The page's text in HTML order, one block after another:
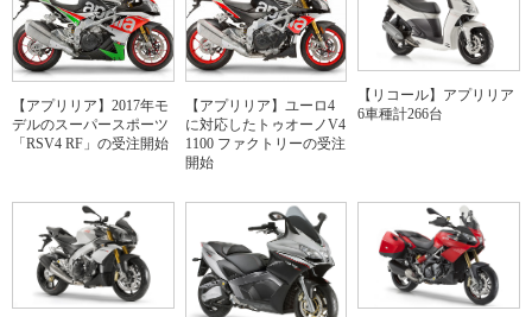
【アプリリア】2017年モ
デルのスーパースポーツ
「RSV4 RF」の受注開始
【アプリリア】ユーロ4
に対応したトゥオーノV4
1100 ファクトリーの受注
開始
【リコール】アプリリア
6車種計266台